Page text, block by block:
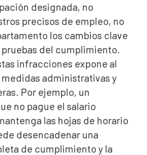
designada, no
precisos de empleo, no
los cambios clave
del cumplimiento.
infracciones expone al
administrativas y
Por ejemplo, un
no pague el salario
las hojas de horario
desencadenar una
de cumplimiento y la